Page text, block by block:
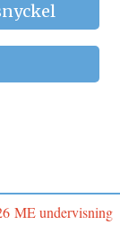
ME undervisning